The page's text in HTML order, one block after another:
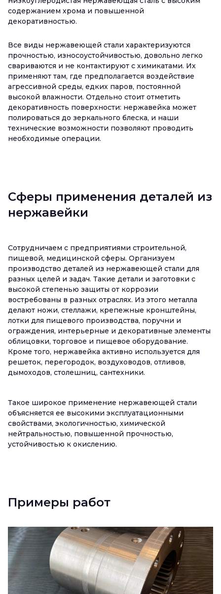
содержанием хрома и повышенной
декоративностью.
Все виды нержавеющей стали характеризуются
прочностью, износоустойчивостью, довольно легко
свариваются и не контактируют с химикатами. Их
применяют там, где предполагается воздействие
агрессивной среды, едких паров, постоянной
высокой влажности. Отдельно стоит отметить
декоративность поверхности: нержавейка может
полироваться до зеркального блеска, и наши
технические возможности позволяют проводить
необходимые операции.
Сферы применения деталей из
нержавейки
Сотрудничаем с предприятиями строительной,
пищевой, медицинской сферы. Организуем
производство деталей из нержавеющей стали для
разных целей и задач. Такие детали и заготовки с
высокой степенью защиты от коррозии
востребованы в разных отраслях. Из этого металла
делают ножи, стеллажи, крепежные кронштейны,
лотки для пищевого производства, поручни и
ограждения, интерьерные и декоративные элементы
облицовки, торговое и пищевое оборудование.
Кроме того, нержавейка активно используется для
решеток, перегородок, воздуховодов, отливов,
дымоходов, столешниц, сантехники.
Такое широкое применение нержавеющей стали
объясняется ее высокими эксплуатационными
свойствами, экологичностью, химической
нейтральностью, повышенной прочностью,
устойчивостью к окислению.
Примеры работ